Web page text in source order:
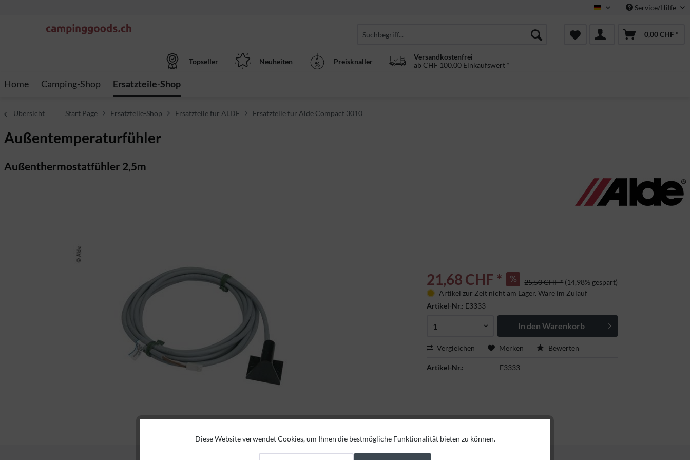
Deutsch Service/Hilfe
0,00 CHF *
Topseller Neuheiten Preisknaller
Versandkostenfrei
ab CHF 100.00 Einkaufswert *
Home Camping-Shop Ersatzteile-Shop
Übersicht Start Page Ersatzteile-Shop Ersatzteile für ALDE Ersatzteile für Alde Compact 3010
Außentemperaturfühler
Außenthermostatfühler 2,5m
21,68 CHF * 25,50 CHF * (14,98% gespart)
Artikel zur Zeit nicht am Lager. Ware im Zulauf
Artikel-Nr.: E3333
In den Warenkorb
Vergleichen Merken Bewerten
Artikel-Nr.: E3333
Aktiv
Diese Website verwendet Cookies, um Ihnen die bestmögliche Funktionalität bieten zu können.